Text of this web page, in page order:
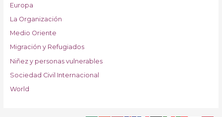
Europa
La Organización
Medio Oriente
Migración y Refugiados
Niñez y personas vulnerables
Sociedad Civil Internacional
World